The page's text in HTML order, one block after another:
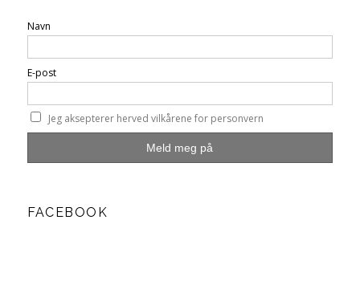
Navn
E-post
Jeg aksepterer herved vilkårene for personvern
FACEBOOK